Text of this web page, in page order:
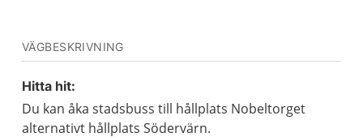
VÄGBESKRIVNING
Hitta hit:
Du kan åka stadsbuss till hållplats Nobeltorget
alternativt hållplats Södervärn.